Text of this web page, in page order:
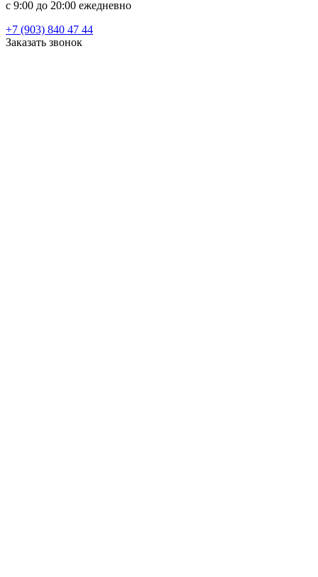
c 9:00 до 20:00 ежедневно
+7 (903) 840 47 44
Заказать звонок